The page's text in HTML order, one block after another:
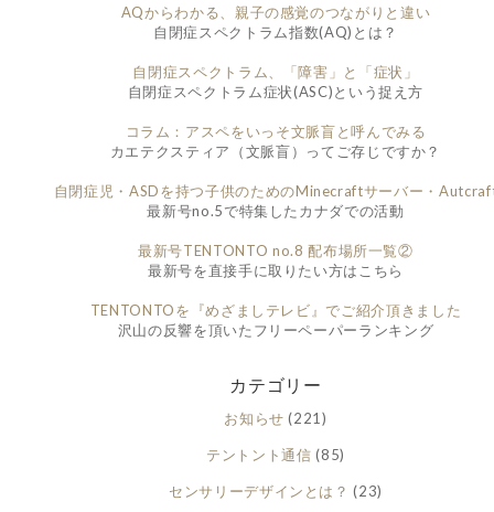
AQからわかる、親子の感覚のつながりと違い
自閉症スペクトラム指数(AQ)とは？
自閉症スペクトラム、「障害」と「症状」
自閉症スペクトラム症状(ASC)という捉え方
コラム：アスペをいっそ文脈盲と呼んでみる
カエテクスティア（文脈盲）ってご存じですか？
自閉症児・ASDを持つ子供のためのMinecraftサーバー・
最新号no.5で特集したカナダでの活動
最新号TENTONTO no.8 配布場所一覧②
最新号を直接手に取りたい方はこちら
TENTONTOを『めざましテレビ』でご紹介頂きました
沢山の反響を頂いたフリーペーパーランキング
カテゴリー
お知らせ (221)
テントント通信 (85)
センサリーデザインとは？ (23)